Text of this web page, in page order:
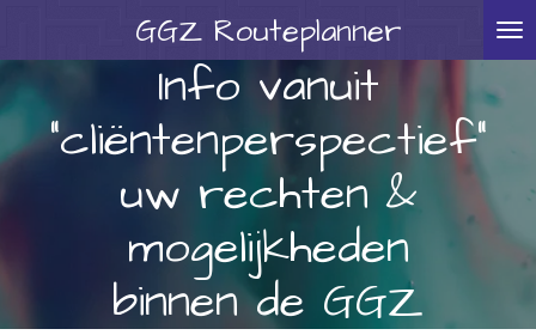
direct
hoofdinhoud
GGZRouteplanner
Info vanuit
"cliëntenperspectief"
uw rechten &
mogelijkheden
binnen de GGZ